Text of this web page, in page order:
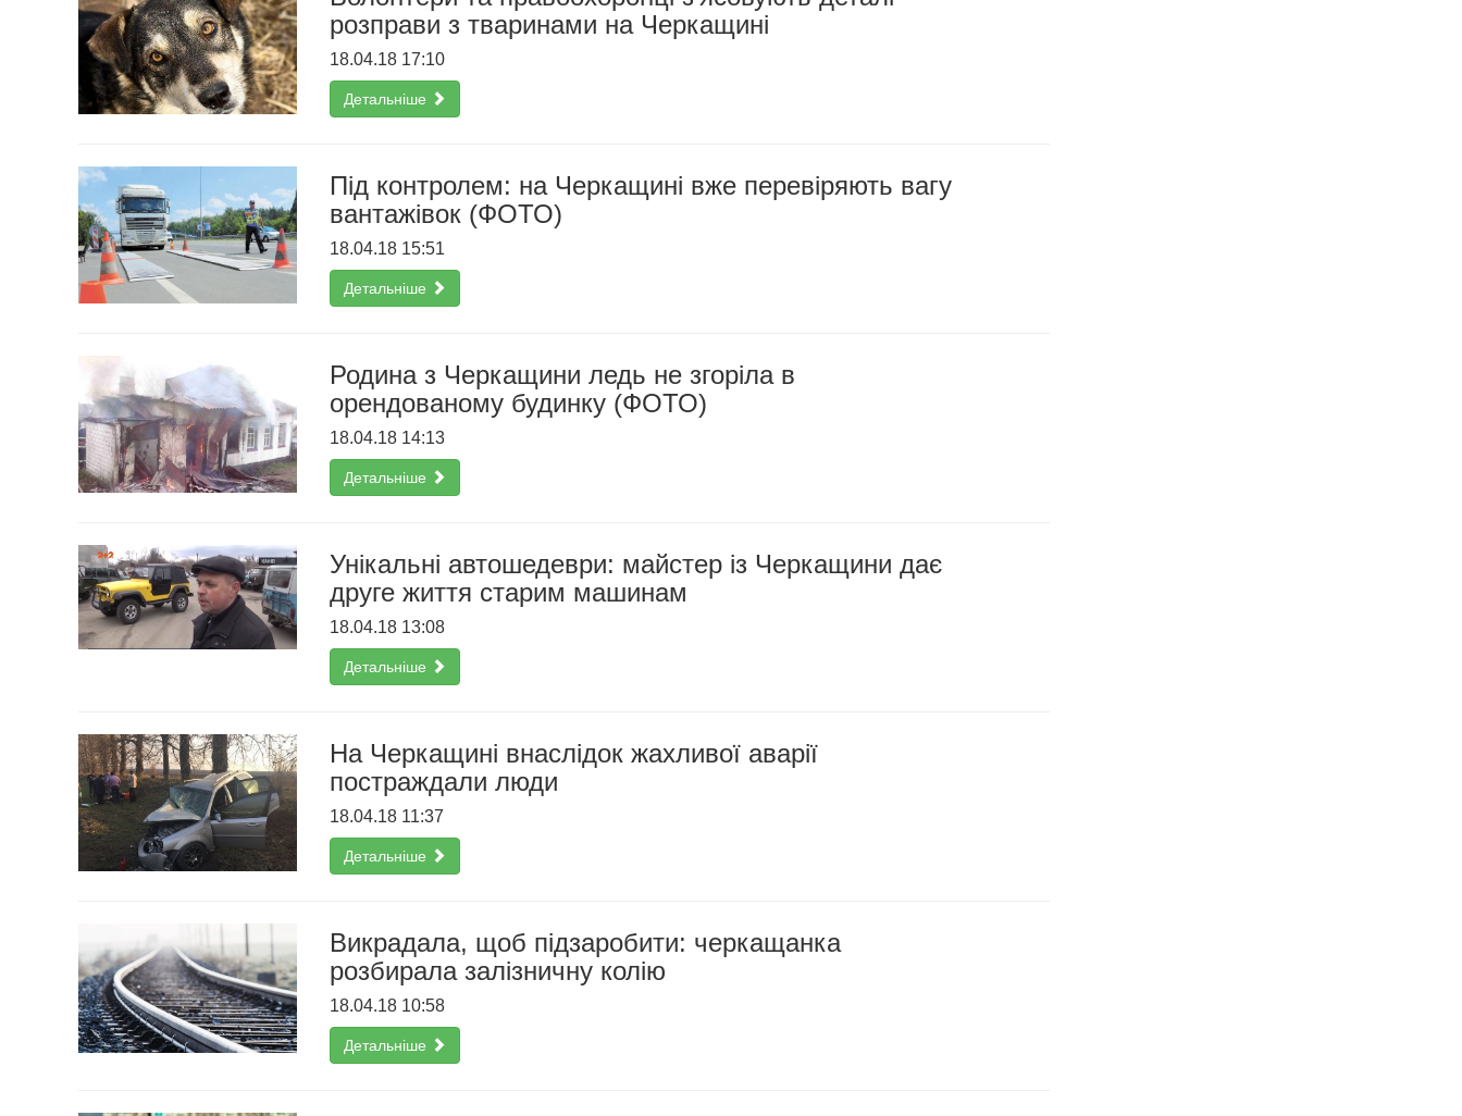
розправи з тваринами на Черкащині
18.04.18 17:10
Детальніше
Під контролем: на Черкащині вже перевіряють вагу
вантажівок (ФОТО)
18.04.18 15:51
Детальніше
Родина з Черкащини ледь не згоріла в
орендованому будинку (ФОТО)
18.04.18 14:13
Детальніше
Унікальні автошедеври: майстер із Черкащини дає
друге життя старим машинам
18.04.18 13:08
Детальніше
На Черкащині внаслідок жахливої аварії
постраждали люди
18.04.18 11:37
Детальніше
Викрадала, щоб підзаробити: черкащанка
розбирала залізничну колію
18.04.18 10:58
Детальніше